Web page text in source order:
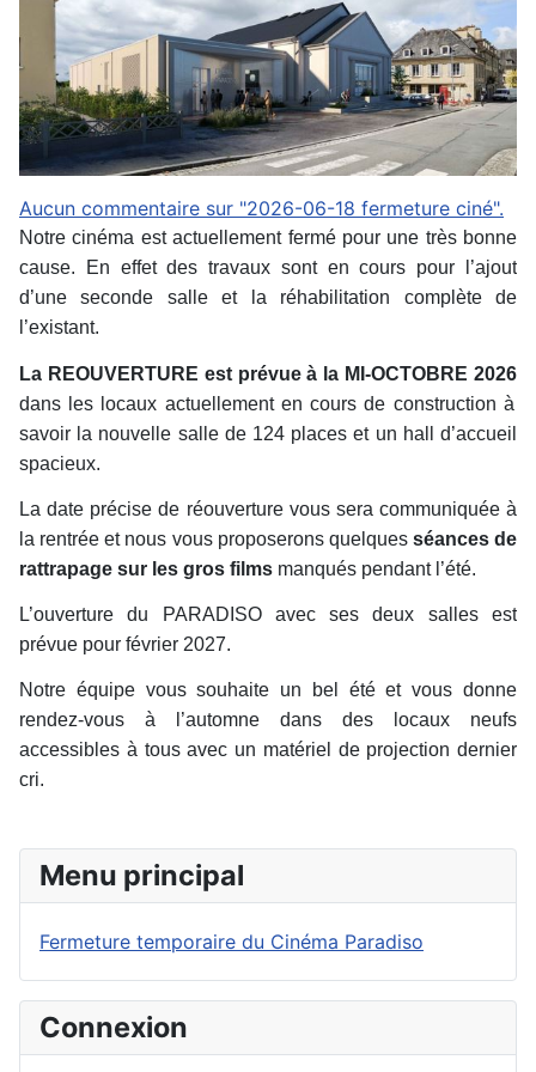
Aucun commentaire sur "2026-06-18 fermeture ciné".
Notre cinéma est actuellement fermé pour une très bonne
cause. En effet des travaux sont en cours pour l’ajout
d’une seconde salle et la réhabilitation complète de
l’existant.
La REOUVERTURE est prévue à la MI-OCTOBRE 2026
dans les locaux actuellement en cours de construction à
savoir la nouvelle salle de 124 places et un hall d’accueil
spacieux.
La date précise de réouverture vous sera communiquée à
la rentrée et nous vous proposerons quelques séances de
rattrapage sur les gros films manqués pendant l’été.
L’ouverture du PARADISO avec ses deux salles est
prévue pour février 2027.
Notre équipe vous souhaite un bel été et vous donne
rendez-vous à l’automne dans des locaux neufs
accessibles à tous avec un matériel de projection dernier
cri.
Menu principal
Fermeture temporaire du Cinéma Paradiso
Connexion